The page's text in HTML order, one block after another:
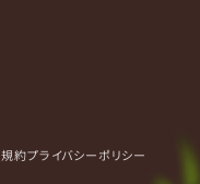
約プライバシーポリシー